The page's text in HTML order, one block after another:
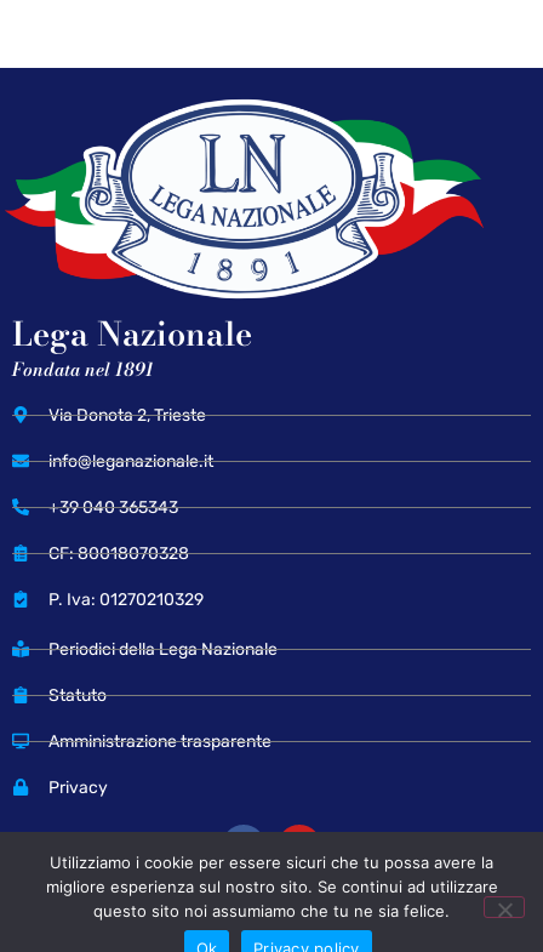
Lega Nazionale
Fondata nel 1891
Via Donota 2, Trieste
info@leganazionale.it
+39 040 365343
CF: 80018070328
P. Iva: 01270210329
Periodici della Lega Nazionale
Statuto
Amministrazione trasparente
Privacy
© Copyright 2024 Lega Nazionale
Utilizziamo i cookie per essere sicuri che tu possa avere la
migliore esperienza sul nostro sito. Se continui ad utilizzare
questo sito noi assumiamo che tu ne sia felice.
Ok
Privacy policy